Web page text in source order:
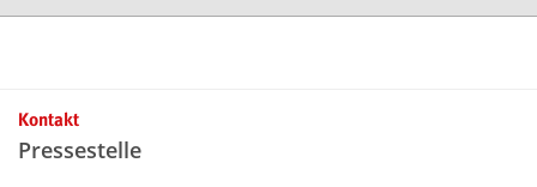
Kontakt
Pressestelle